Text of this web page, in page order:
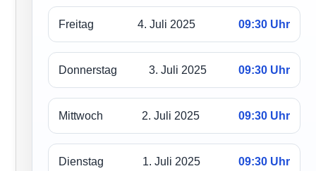
Freitag 4. Juli 2025 09:30 Uhr
Donnerstag 3. Juli 2025 09:30 Uhr
Mittwoch 2. Juli 2025 09:30 Uhr
Dienstag 1. Juli 2025 09:30 Uhr